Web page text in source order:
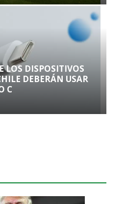
LOS DISPOSITIVOS
DEBERÁN USAR
C